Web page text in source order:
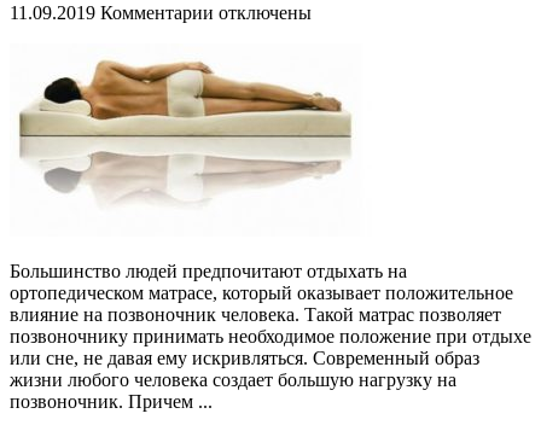
11.09.2019 Комментарии к
могут
быть
ортопедические
матрасы
отключены
Большинство людей предпочитают отдыхать на
ортопедическом матрасе, который оказывает положительное
влияние на позвоночник человека. Такой матрас позволяет
позвоночнику принимать необходимое положение при отдыхе
или сне, не давая ему искривляться. Современный образ
жизни любого человека создает большую нагрузку на
позвоночник. Причем ...